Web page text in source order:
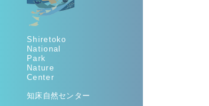
Shiretoko
National
Park
Nature
Center
知床自然センター